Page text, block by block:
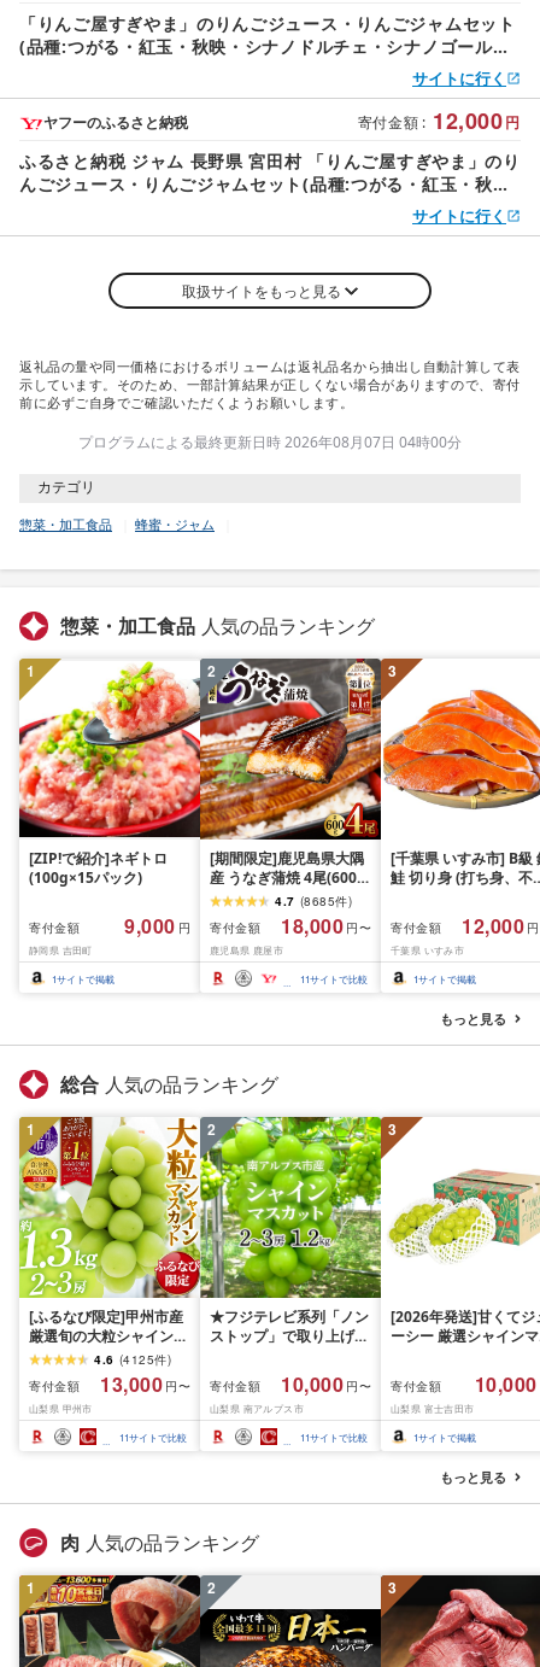
「りんご屋すぎやま」のりんごジュース・りんごジャムセット
(品種:つがる・紅玉・秋映・シナノドルチェ・シナノゴール
サイトに行く
寄付金額 : 12,000円
ヤフーのふるさと納税
ふるさと納税 ジャム 長野県 宮田村 「りんご屋すぎやま」のり
んごジュース・りんごジャムセット(品種:つがる・紅玉・秋
サイトに行く
取扱サイトをもっと見る
返礼品の量や同一価格におけるボリュームは返礼品名から抽出し自動計算して表
示しています。そのため、一部計算結果が正しくない場合がありますので、寄付
前に必ずご自身でご確認いただくようお願いします。
プログラムによる最終更新日時 2026年08月07日 04時00分
カテゴリ
惣菜・加工食品 蜂蜜・ジャム
惣菜・加工食品 人気の品ランキング
1
[ZIP!で紹介]ネギトロ
(100g×15パック)
寄付金額 9,000 円
静岡県 吉田町
1サイトで掲載
2
[期間限定]鹿児島県大隅
産 うなぎ蒲焼 4尾(600g)
KN007-004-04-cp18 う
なぎ 鰻 魚 惣菜 総菜
4.7 (8685件)
寄付金額
18,000 円〜
鹿児島県 鹿屋市
11サイトで比較
3
[千葉県 いすみ市] B級
鮭 切り身 (打ち身、不
凍 魚 訳あり 海鮮 西川
おつまみ おかず
寄付金額 12,000
千葉県 いすみ市
1サイトで掲載
もっと見る
総合 人気の品ランキング
1
[ふるなび限定]甲州市産
厳選旬の大粒シャインマ
スカット 約1.3kg 2〜3
房[2026年発送]
(MG)B12-472 FN-
Limited-VO シャインマ
スカット フルーツ
4.6 (4125件)
寄付金額
13,000 円〜
山梨県 甲州市
11サイトで比較
2
★フジテレビ系列「ノン
ストップ」で取り上げら
先行予約]南アルプス市
産シャインマスカット
1.2kg以上(2〜3房)ふる
さと納税 おすすめ 山梨
県 南アルプス市 送料無
寄付金額 10,000 円〜
山梨県 南アルプス市
11サイトで比較
3
[2026年発送]甘くてジ
ーシー 厳選シャインマ
月前半(1〜15日)から
月下旬までの発送) フ
ーツ ぶどう 果物 山梨
産 2026 旬 大粒 高級
寄付金額 10,000
山梨県 富士吉田市
1サイトで掲載
もっと見る
肉 人気の品ランキング
1 2 3